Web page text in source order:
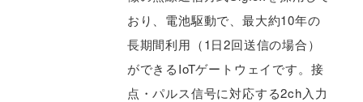
おり、電池駆動で、最大約10年の
長期間利用（1日2回送信の場合）
ができるIoTゲートウェイです。接
点・パルス信号に対応する2ch入力